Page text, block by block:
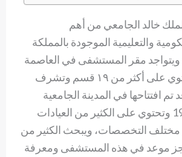
خالد الجامعي من أهم
والتعليمية الموجودة بالمملكة
ويتواجد مقر المستشفى في العاصمة
الرياض، حيث تحتوي على أكثر من ١٩ قسم وتشرف
تم افتتاحها في المدينة الجامعية
بالدرعية سنة 1982 وتحتوي على الكثير من العيادات
مختلف التخصصات، ويبحث الكثير من
موعد في هذه المستشفى ومعرفة